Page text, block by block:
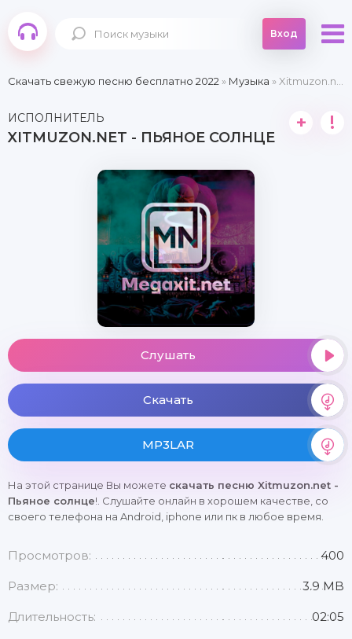
Вход
Скачать свежую песню бесплатно 2022 » Музыка » Xitmuzon.net - Пьяное солнце
ИСПОЛНИТЕЛЬ
XITMUZON.NET - ПЬЯНОЕ СОЛНЦЕ
+ !
Слушать
Скачать
MP3LAR
На этой странице Вы можете скачать песню Xitmuzon.net -
Пьяное солнце!. Слушайте онлайн в хорошем качестве, со
своего телефона на Android, iphone или пк в любое время.
Просмотров: 400
Размер: 3.9 MB
Длительность: 02:05